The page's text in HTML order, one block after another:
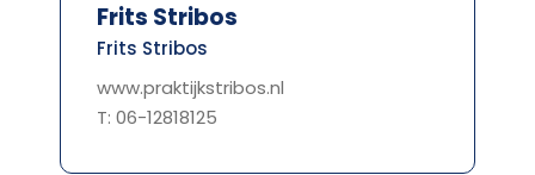
Frits Stribos
Frits Stribos
www.praktijkstribos.nl
T: 06-12818125